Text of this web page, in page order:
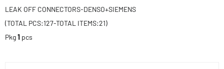
LEAK OFF CONNECTORS-DENSO+SIEMENS
(TOTAL PCS:127-TOTAL ITEMS:21)
Pkg1 pcs